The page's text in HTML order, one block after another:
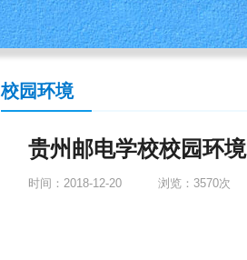
校园环境
贵州邮电学校校园环境
时间：2018-12-20 浏览：3570次